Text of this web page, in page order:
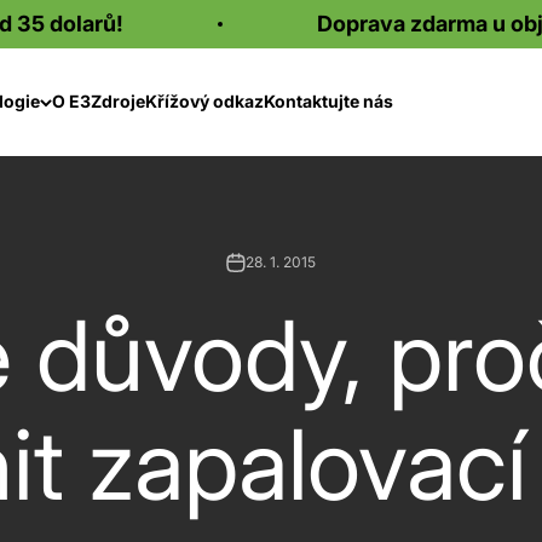
Doprava zdarma u
O E3ZdrojeKřížový odkazKontaktujte nás
28. 1. 2015
důvody,